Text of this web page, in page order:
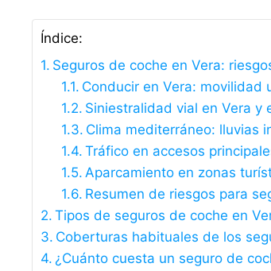
Índice:
Seguros de coche en Vera:
Conducir en Vera: movilidad
Siniestralidad vial en Vera y
Clima mediterráneo: lluvias
Tráfico en accesos
Aparcamiento en zonas
Resumen de riesgos para
Tipos de seguros de coche en
Coberturas habituales de los
¿Cuánto cuesta un seguro de